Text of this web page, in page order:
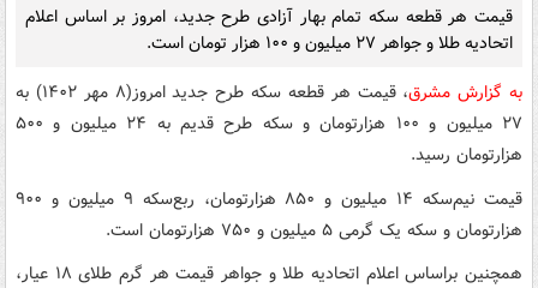
قیمت هر قطعه سکه تمام بهار آزادی طرح جدید، امروز بر اساس اعلام
اتحادیه طلا و جواهر ۲۷ میلیون و ۱۰۰ هزار تومان است.
به گزارش مشرق
، قیمت هر قطعه سکه طرح جدید امروز(۸ مهر ۱۴۰۲) به
۲۷ میلیون و ۱۰۰ هزارتومان و سکه طرح قدیم به ۲۴ میلیون و ۵۰۰
هزارتومان رسید.
قیمت نیم‌سکه ۱۴ میلیون و ۸۵۰ هزارتومان، ربع‌سکه ۹ میلیون و ۹۰۰
هزارتومان و سکه یک گرمی ۵ میلیون و ۷۵۰ هزارتومان است.
همچنین براساس اعلام اتحادیه طلا و جواهر قیمت هر گرم طلای ۱۸ عیار،